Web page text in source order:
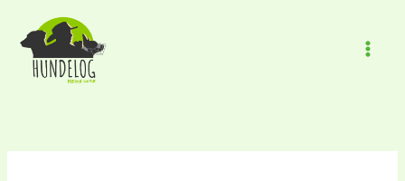
Inhalt
springen
nach: